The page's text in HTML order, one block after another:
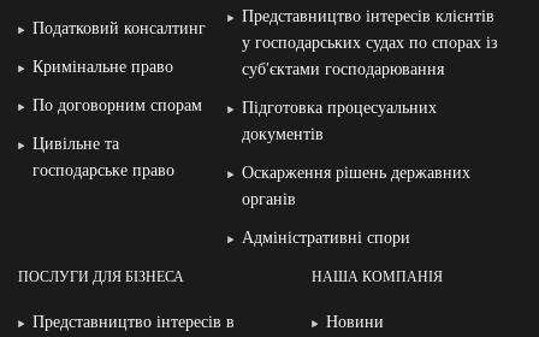
Податковий консалтинг
Кримінальне право
По договорним спорам
Цивільне та
господарське право
Представництво інтересів клієнтів
у господарських судах по спорах із
суб′єктами господарювання
Підготовка процесуальних
документів
Оскарження рішень державних
органів
Адміністративні спори
ПОСЛУГИ ДЛЯ БІЗНЕСА
Представництво інтересів в
НАША КОМПАНІЯ
Новини